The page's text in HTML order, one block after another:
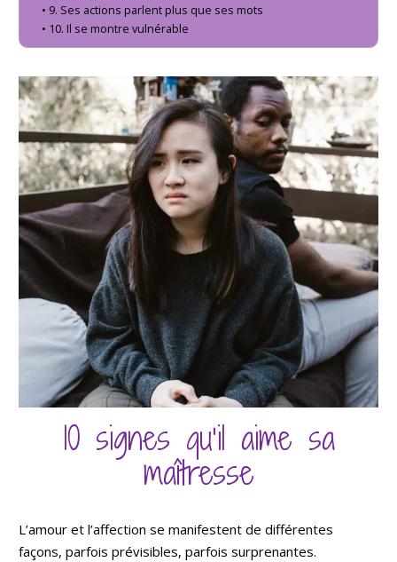
9. Ses actions parlent plus que ses mots
10. Il se montre vulnérable
10 signes qu’il aime sa
maîtresse
L’amour et l’affection se manifestent de différentes
façons, parfois prévisibles, parfois surprenantes.